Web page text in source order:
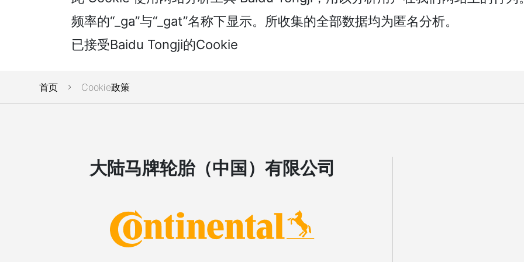
频率的“_ga”与“_gat”名称下显示。所收集的全部数据均为匿名分析。
已接受Baidu Tongji的Cookie
首页 Cookie政策
大陆马牌轮胎（中国）有限公司